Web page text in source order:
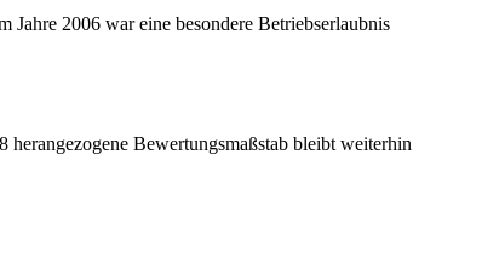
2006 war eine besondere Betriebserlaubnis
Bewertungsmaßstab bleibt weiterhin